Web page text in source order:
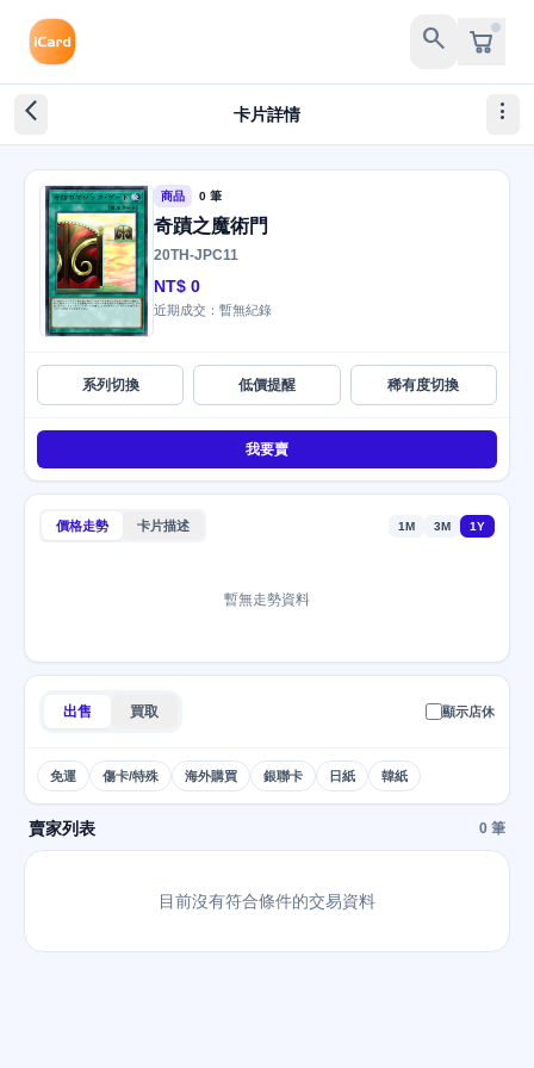
search
arrow_back_ios_new 卡片詳情 more_vert
商品 0 筆
奇蹟之魔術門
20TH-JPC11
NT$ 0
近期成交：暫無紀錄
系列切換 低價提醒 稀有度切換
我要賣
價格走勢 卡片描述 1M 3M 1Y
暫無走勢資料
出售 買取 顯示店休
免運 傷卡/特殊 海外購買 銀聯卡 日紙 韓紙
賣家列表 0 筆
目前沒有符合條件的交易資料